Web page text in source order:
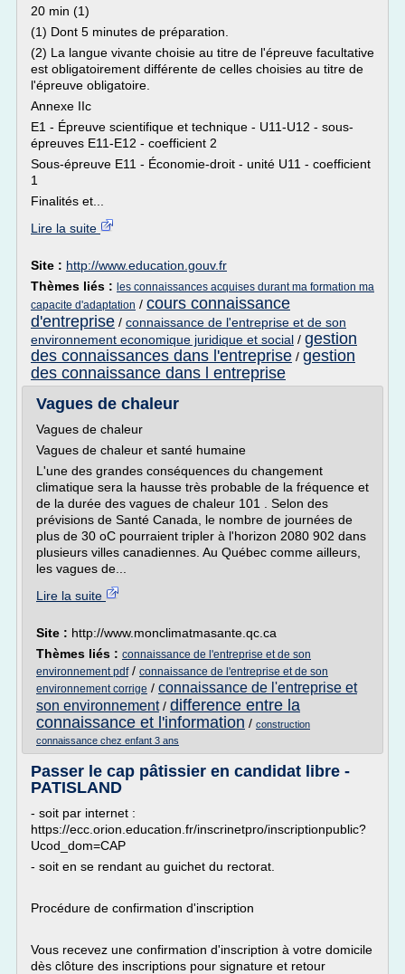
20 min (1)
(1) Dont 5 minutes de préparation.
(2) La langue vivante choisie au titre de l'épreuve facultative
est obligatoirement différente de celles choisies au titre de
l'épreuve obligatoire.
Annexe IIc
E1 - Épreuve scientifique et technique - U11-U12 - sous-
épreuves E11-E12 - coefficient 2
Sous-épreuve E11 - Économie-droit - unité U11 - coefficient
1
Finalités et...
Lire la suite
Site : http://www.education.gouv.fr
Thèmes liés : les connaissances acquises durant ma formation ma
capacite d'adaptation / cours connaissance
d'entreprise / connaissance de l'entreprise et de son
environnement economique juridique et social / gestion
des connaissances dans l'entreprise / gestion
des connaissance dans l entreprise
Vagues de chaleur
Vagues de chaleur
Vagues de chaleur et santé humaine
L'une des grandes conséquences du changement
climatique sera la hausse très probable de la fréquence et
de la durée des vagues de chaleur 101 . Selon des
prévisions de Santé Canada, le nombre de journées de
plus de 30 oC pourraient tripler à l'horizon 2080 902 dans
plusieurs villes canadiennes. Au Québec comme ailleurs,
les vagues de...
Lire la suite
Site : http://www.monclimatmasante.qc.ca
Thèmes liés : connaissance de l'entreprise et de son
environnement pdf/ connaissance de l'entreprise et de son
environnement corrige / connaissance de l'entreprise et
son environnement/ difference entre la
connaissance et l'information / construction
connaissance chez enfant 3 ans
Passer le cap pâtissier en candidat libre -
PATISLAND
- soit par internet :
https://ecc.orion.education.fr/inscrinetpro/inscriptionpublic?
Ucod_dom=CAP
- soit en se rendant au guichet du rectorat.
Procédure de confirmation d'inscription
Vous recevez une confirmation d'inscription à votre domicile
dès clôture des inscriptions pour signature et retour